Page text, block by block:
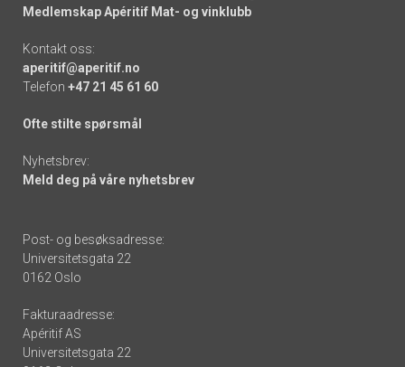
Medlemskap Apéritif Mat- og vinklubb
Kontakt oss:
aperitif@aperitif.no
Telefon +47 21 45 61 60
Ofte stilte spørsmål
Nyhetsbrev:
Meld deg på våre nyhetsbrev
Post- og besøksadresse:
Universitetsgata 22
0162 Oslo
Fakturaadresse:
Apéritif AS
Universitetsgata 22